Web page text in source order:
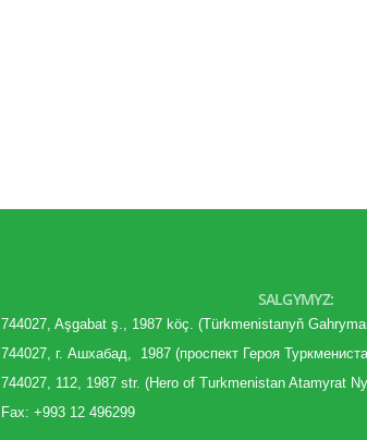
SALGYMYZ:
744027, Aşgabat ş., 1987 köç. (Türkmenistanyň
744027, г. Aшхабад, 1987 (проспект Героя
744027, 112, 1987 str. (Hero of Turkmenistan Atamyrat
Fax: +993 12 496299